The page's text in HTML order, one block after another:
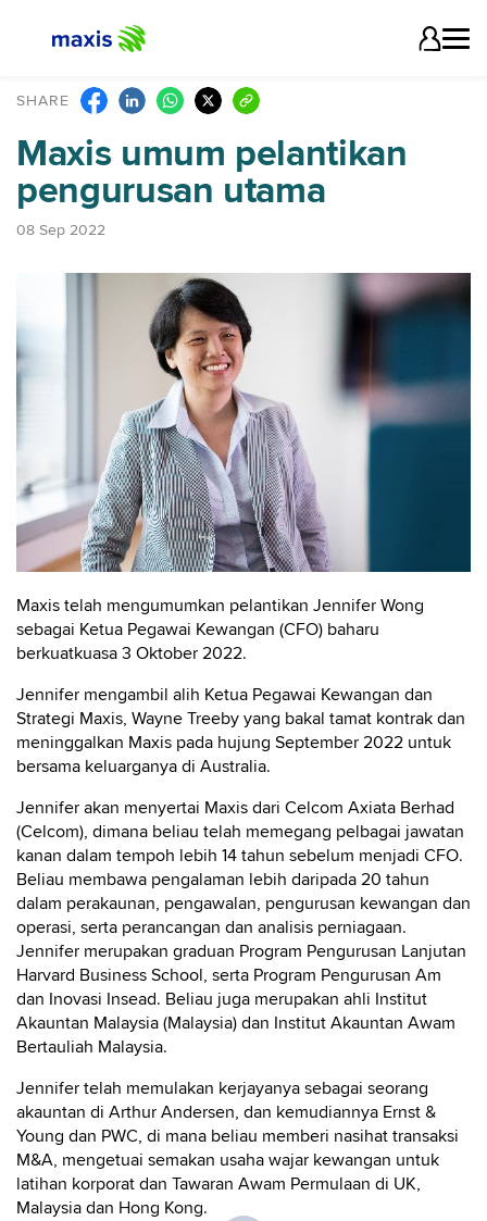
SHARE
Maxis umum pelantikan
pengurusan utama
08 Sep 2022
Maxis telah mengumumkan pelantikan Jennifer Wong
sebagai Ketua Pegawai Kewangan (CFO) baharu
berkuatkuasa 3 Oktober 2022.
Jennifer mengambil alih Ketua Pegawai Kewangan dan
Strategi Maxis, Wayne Treeby yang bakal tamat kontrak dan
meninggalkan Maxis pada hujung September 2022 untuk
bersama keluarganya di Australia.
Jennifer akan menyertai Maxis dari Celcom Axiata Berhad
(Celcom), dimana beliau telah memegang pelbagai jawatan
kanan dalam tempoh lebih 14 tahun sebelum menjadi CFO.
Beliau membawa pengalaman lebih daripada 20 tahun
dalam perakaunan, pengawalan, pengurusan kewangan dan
operasi, serta perancangan dan analisis perniagaan.
Jennifer merupakan graduan Program Pengurusan Lanjutan
Harvard Business School, serta Program Pengurusan Am
dan Inovasi Insead. Beliau juga merupakan ahli Institut
Akauntan Malaysia (Malaysia) dan Institut Akauntan Awam
Bertauliah Malaysia.
Jennifer telah memulakan kerjayanya sebagai seorang
akauntan di Arthur Andersen, dan kemudiannya Ernst &
Young dan PWC, di mana beliau memberi nasihat transaksi
M&A, mengetuai semakan usaha wajar kewangan untuk
latihan korporat dan Tawaran Awam Permulaan di UK,
Malaysia dan Hong Kong.